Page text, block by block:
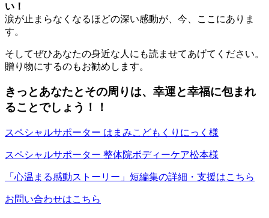
い！
涙が止まらなくなるほどの深い感動が、今、ここにありま
す。
そしてぜひあなたの身近な人にも読ませてあげてください。
贈り物にするのもお勧めします。
きっとあなたとその周りは、幸運と幸福に包まれ
ることでしょう！！
スペシャルサポーター はまみこどもくりにっく様
スペシャルサポーター 整体院ボディーケア松本様
「心温まる感動ストーリー」短編集の詳細・支援はこちら
お問い合わせはこちら